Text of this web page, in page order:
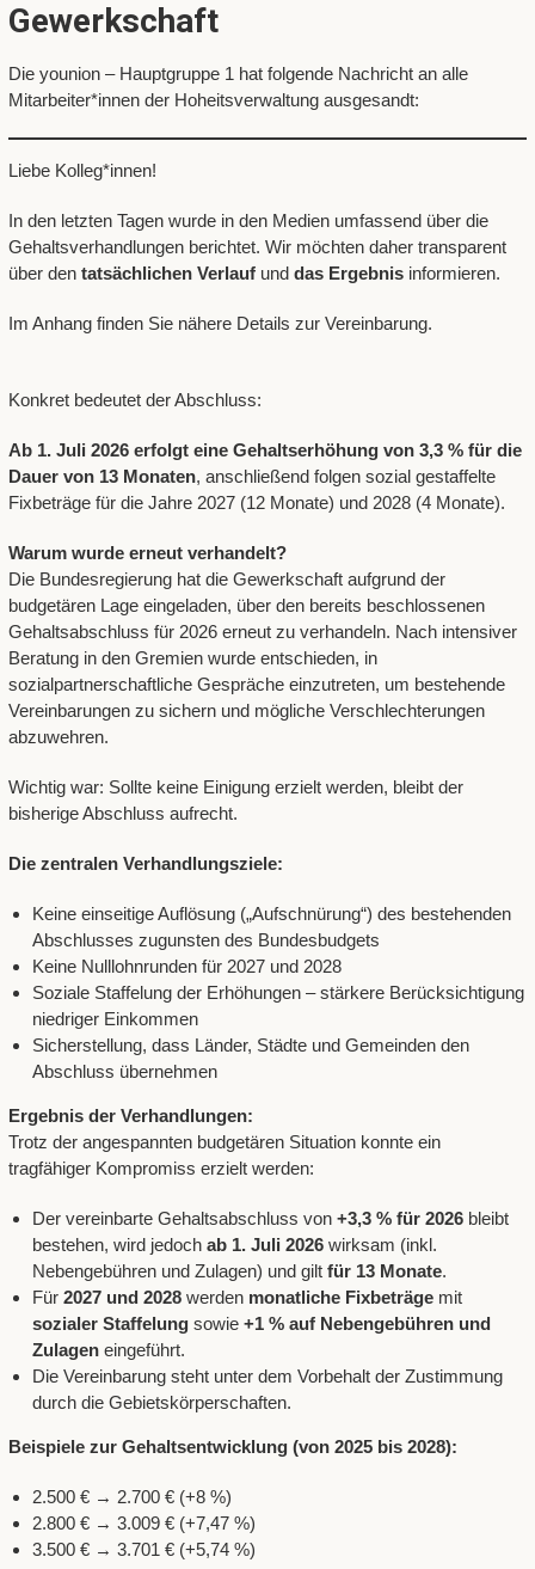
Gewerkschaft
Die younion – Hauptgruppe 1 hat folgende Nachricht an alle
Mitarbeiter*innen der Hoheitsverwaltung ausgesandt:
Liebe Kolleg*innen!
In den letzten Tagen wurde in den Medien umfassend über die
Gehaltsverhandlungen berichtet. Wir möchten daher transparent
über den tatsächlichen Verlaufund das Ergebnisinformieren.
Im Anhang finden Sie nähere Details zur Vereinbarung.
Konkret bedeutet der Abschluss:
Ab 1. Juli 2026 erfolgt eine Gehaltserhöhung von 3,3 % für die
Dauer von 13 Monaten, anschließend folgen sozial gestaffelte
Fixbeträge für die Jahre 2027 (12 Monate) und 2028 (4 Monate).
Warum wurde erneut verhandelt?
Die Bundesregierung hat die Gewerkschaft aufgrund der
budgetären Lage eingeladen, über den bereits beschlossenen
Gehaltsabschluss für 2026 erneut zu verhandeln. Nach intensiver
Beratung in den Gremien wurde entschieden, in
sozialpartnerschaftliche Gespräche einzutreten, um bestehende
Vereinbarungen zu sichern und mögliche Verschlechterungen
abzuwehren.
Wichtig war: Sollte keine Einigung erzielt werden, bleibt der
bisherige Abschluss aufrecht.
Die zentralen Verhandlungsziele:
Keine einseitige Auflösung („Aufschnürung“) des bestehenden
Abschlusses zugunsten des Bundesbudgets
Keine Nulllohnrunden für 2027 und 2028
Soziale Staffelung der Erhöhungen – stärkere Berücksichtigung
niedriger Einkommen
Sicherstellung, dass Länder, Städte und Gemeinden den
Abschluss übernehmen
Ergebnis der Verhandlungen:
Trotz der angespannten budgetären Situation konnte ein
tragfähiger Kompromiss erzielt werden:
Der vereinbarte Gehaltsabschluss von +3,3 % für 2026bleibt
bestehen, wird jedoch ab 1. Juli 2026wirksam (inkl.
Nebengebühren und Zulagen) und gilt für 13 Monate.
Für 2027 und 2028werden monatliche Fixbeträgemit
sozialer Staffelungsowie +1 % auf Nebengebühren und
Zulageneingeführt.
Die Vereinbarung steht unter dem Vorbehalt der Zustimmung
durch die Gebietskörperschaften.
Beispiele zur Gehaltsentwicklung (von 2025 bis 2028):
2.500 € → 2.700 € (+8 %)
2.800 € → 3.009 € (+7,47 %)
3.500 € → 3.701 € (+5,74 %)